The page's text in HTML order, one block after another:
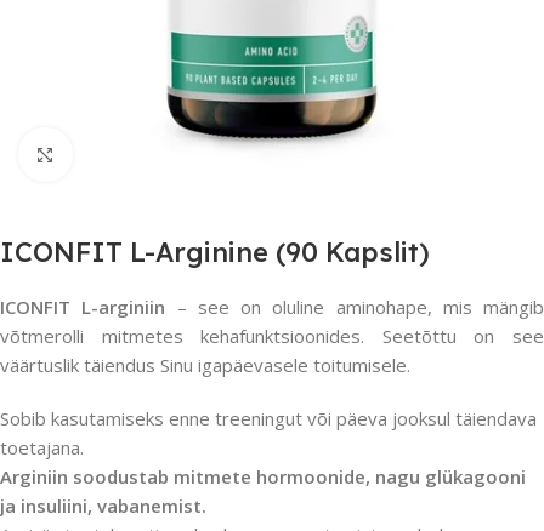
Suurendamiseks klõpsake
ICONFIT L-Arginine (90 Kapslit)
ICONFIT L-arginiin – see on oluline aminohape, mis mängib
võtmerolli mitmetes kehafunktsioonides. Seetõttu on see
väärtuslik täiendus Sinu igapäevasele toitumisele.
Sobib kasutamiseks enne treeningut või päeva jooksul täiendava
toetajana.
Arginiin soodustab mitmete hormoonide, nagu glükagooni
ja insuliini, vabanemist.